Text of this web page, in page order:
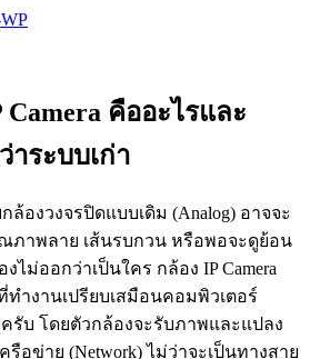
คืออะไรและ
ระบบเก่า
องวงจรปิดแบบเดิม (Analog) อาจจะ
าพลาย เส้นรบกวน หรือพอจะดูย้อน
ม่ออกว่าเป็นใคร กล้อง IP Camera
ำงานเปรียบเสมือนคอมพิวเตอร์
รับ โดยตัวกล้องจะรับภาพและแปลง
อข่าย (Network) ไม่ว่าจะเป็นทางสาย